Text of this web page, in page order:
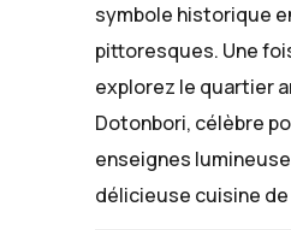
symbole historique
pittoresques. Une
explorez le quartier
Dotonbori, célèbre
enseignes
délicieuse cuisine